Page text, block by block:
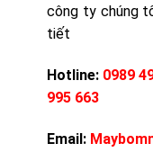
công ty chúng
tiết
Hotline:0989
995 663
Email: